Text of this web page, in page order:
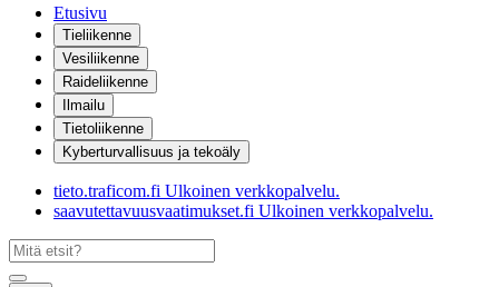
Etusivu
Tieliikenne
Vesiliikenne
Raideliikenne
Ilmailu
Tietoliikenne
Kyberturvallisuus ja tekoäly
tieto.traficom.fi Ulkoinen verkkopalvelu.
saavutettavuusvaatimukset.fi Ulkoinen verkkopalvelu.